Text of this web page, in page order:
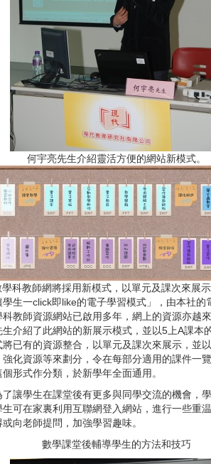
何宇亮先生介紹靈活方便的網站新模式。
科教師網將採用新模式，以單元及課次來展
一click即like的電子學習模式」，由本社的
教師資源網站已啟用多年，網上的資源亦越
介紹了此網站的新展示模式，並以5上A課本
已有的資源整合，以單元及課次來展示，並
化資源等來劃分，令在每部分適用的課件一
形式作分類，於新學年全面通用。
學生在課堂後有更多與同學交流的機會，
可在家裏利用互聯網登入網站，進行一些重
向老師提問，加強學習趣味。
數學課堂後輔導學生的方法和技巧